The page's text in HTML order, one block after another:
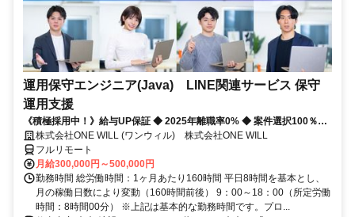
運用保守エンジニア(Java) LINE関連サービス 保守
運用支援
《積極採用中！》給与UP保証 ◆ 2025年離職率0% ◆ 案件選択100％！
◆ 平均残業7時間！
株式会社ONE WILL (ワンウィル) 株式会社ONE WILL
フルリモート
月給300,000円～500,000円
勤務時間 総労働時間：1ヶ月あたり160時間 平日8時間を基本とし、
月の稼働日数により変動（160時間前後） 9：00～18：00（所定労働
時間：8時間00分） ※上記は基本的な勤務時間です。プロ...